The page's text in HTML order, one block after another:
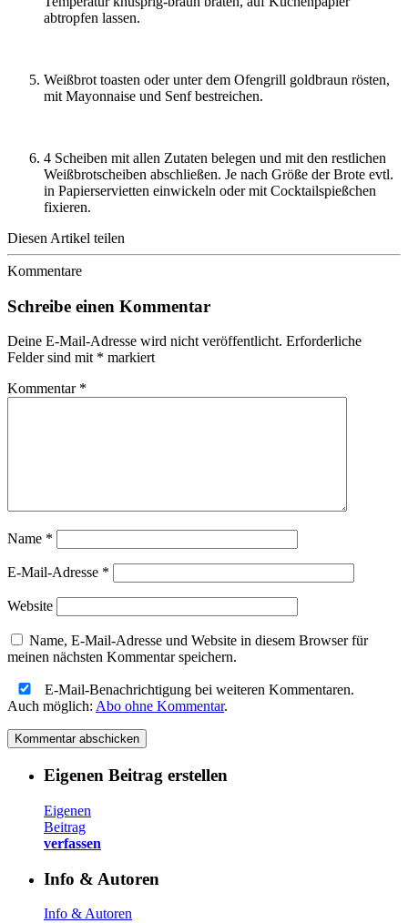
abtropfen lassen.
Weißbrot toasten oder unter dem Ofengrill goldbraun rösten,
mit Mayonnaise und Senf bestreichen.
4 Scheiben mit allen Zutaten belegen und mit den restlichen
Weißbrotscheiben abschließen. Je nach Größe der Brote evtl.
in Papierservietten einwickeln oder mit Cocktailspießchen
fixieren.
Diesen Artikel teilen
Kommentare
Schreibe einen Kommentar
Deine E-Mail-Adresse wird nicht veröffentlicht. Erforderliche
Felder sind mit * markiert
Kommentar *
Name *
E-Mail-Adresse *
Website
Name, E-Mail-Adresse und Website in diesem Browser für
meinen nächsten Kommentar speichern.
E-Mail-Benachrichtigung bei weiteren Kommentaren.
Auch möglich: Abo ohne Kommentar.
Eigenen Beitrag erstellen
Eigenen
Beitrag
verfassen
Info & Autoren
Info & Autoren